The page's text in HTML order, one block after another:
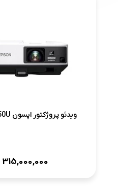
ویدئو پروژکتور اپسون EPSON EB-2250U
315,000,000